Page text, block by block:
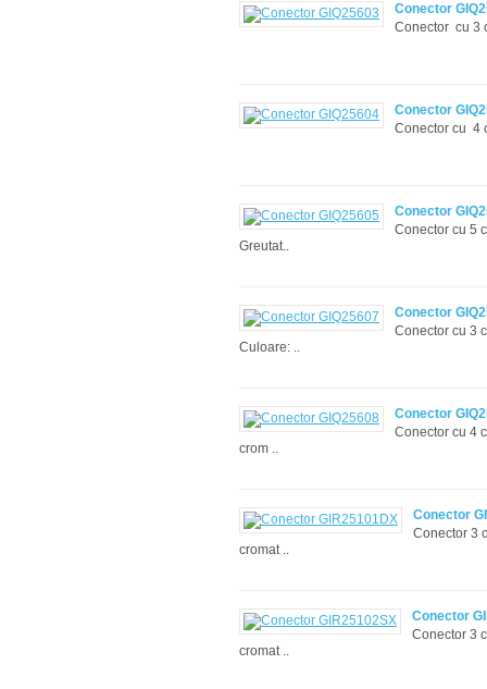
Conector
Conector cu 3
Conector
Conector cu 4
Conector
Conector cu 5
Greutat..
Conector
Conector cu 3
Culoare: ..
Conector
Conector cu 4
crom ..
Conector
Conector 3
cromat ..
Conector
Conector 3
cromat ..